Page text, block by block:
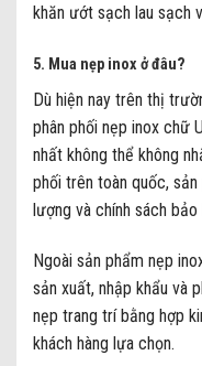
khăn ướt sạch lau sạch
5. Mua nẹp inox ở đâu?
Dù hiện nay trên thị
phân phối nẹp inox chữ
nhất không thể không
phối trên toàn quốc,
lượng và chính sách
Ngoài sản phẩm nẹp
sản xuất, nhập khẩu và
nẹp trang trí bằng hợp
khách hàng lựa chọn.